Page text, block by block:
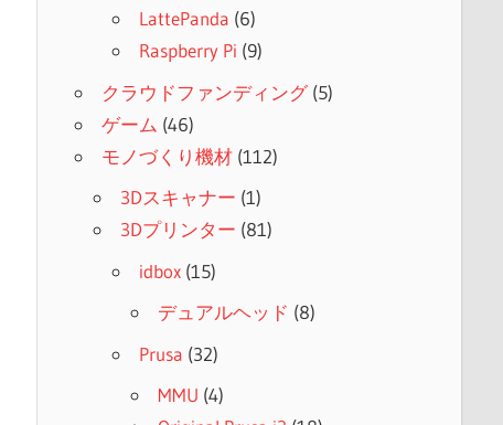
LattePanda (6)
Raspberry Pi (9)
クラウドファンディング(5)
ゲーム (46)
モノづくり機材(112)
3Dスキャナー (1)
3Dプリンター (81)
idbox(15)
デュアルヘッド (8)
Prusa (32)
MMU (4)